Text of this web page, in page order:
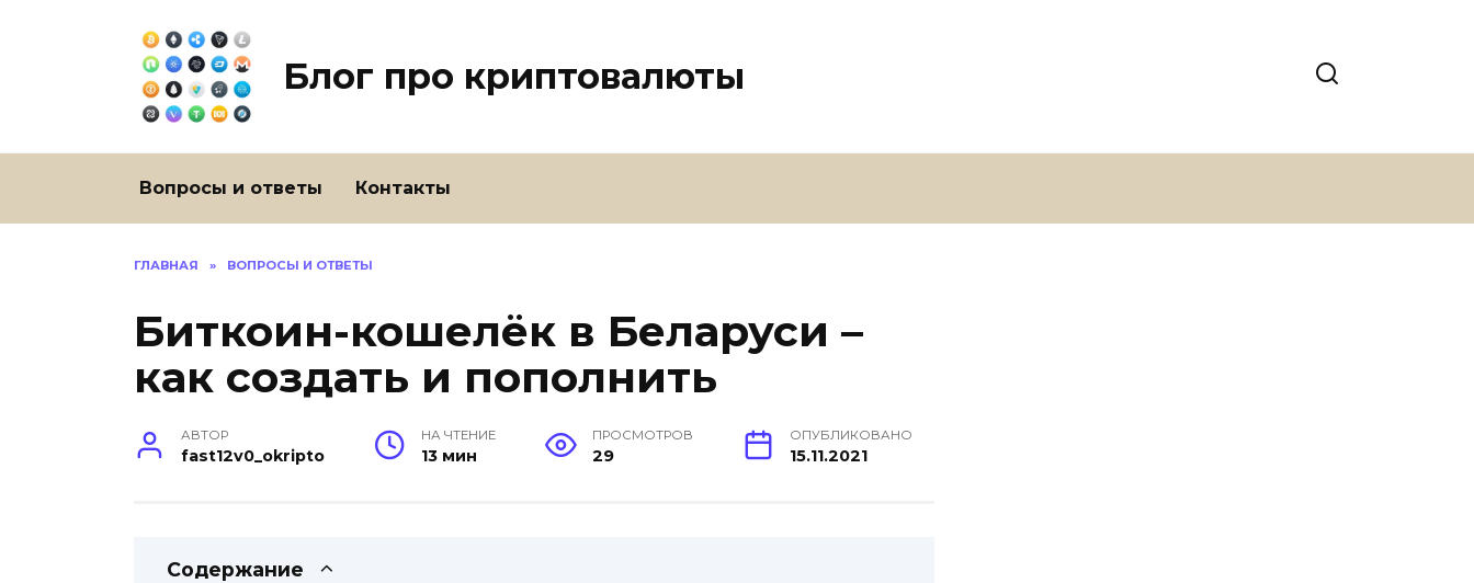
Блог про криптовалюты
Вопросы и ответы Контакты
ГЛАВНАЯ » ВОПРОСЫ И ОТВЕТЫ
Биткоин-кошелёк в Беларуси –
как создать и пополнить
АВТОР
fast12v0_okripto
НА ЧТЕНИЕ
13 мин
ПРОСМОТРОВ
29
ОПУБЛИКОВАНО
15.11.2021
Содержание